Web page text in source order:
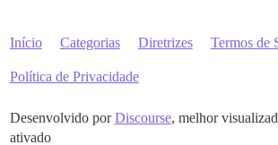
Início Categorias Diretrizes Termos de
Política de Privacidade
Desenvolvido porDiscourse, melhor
ativado